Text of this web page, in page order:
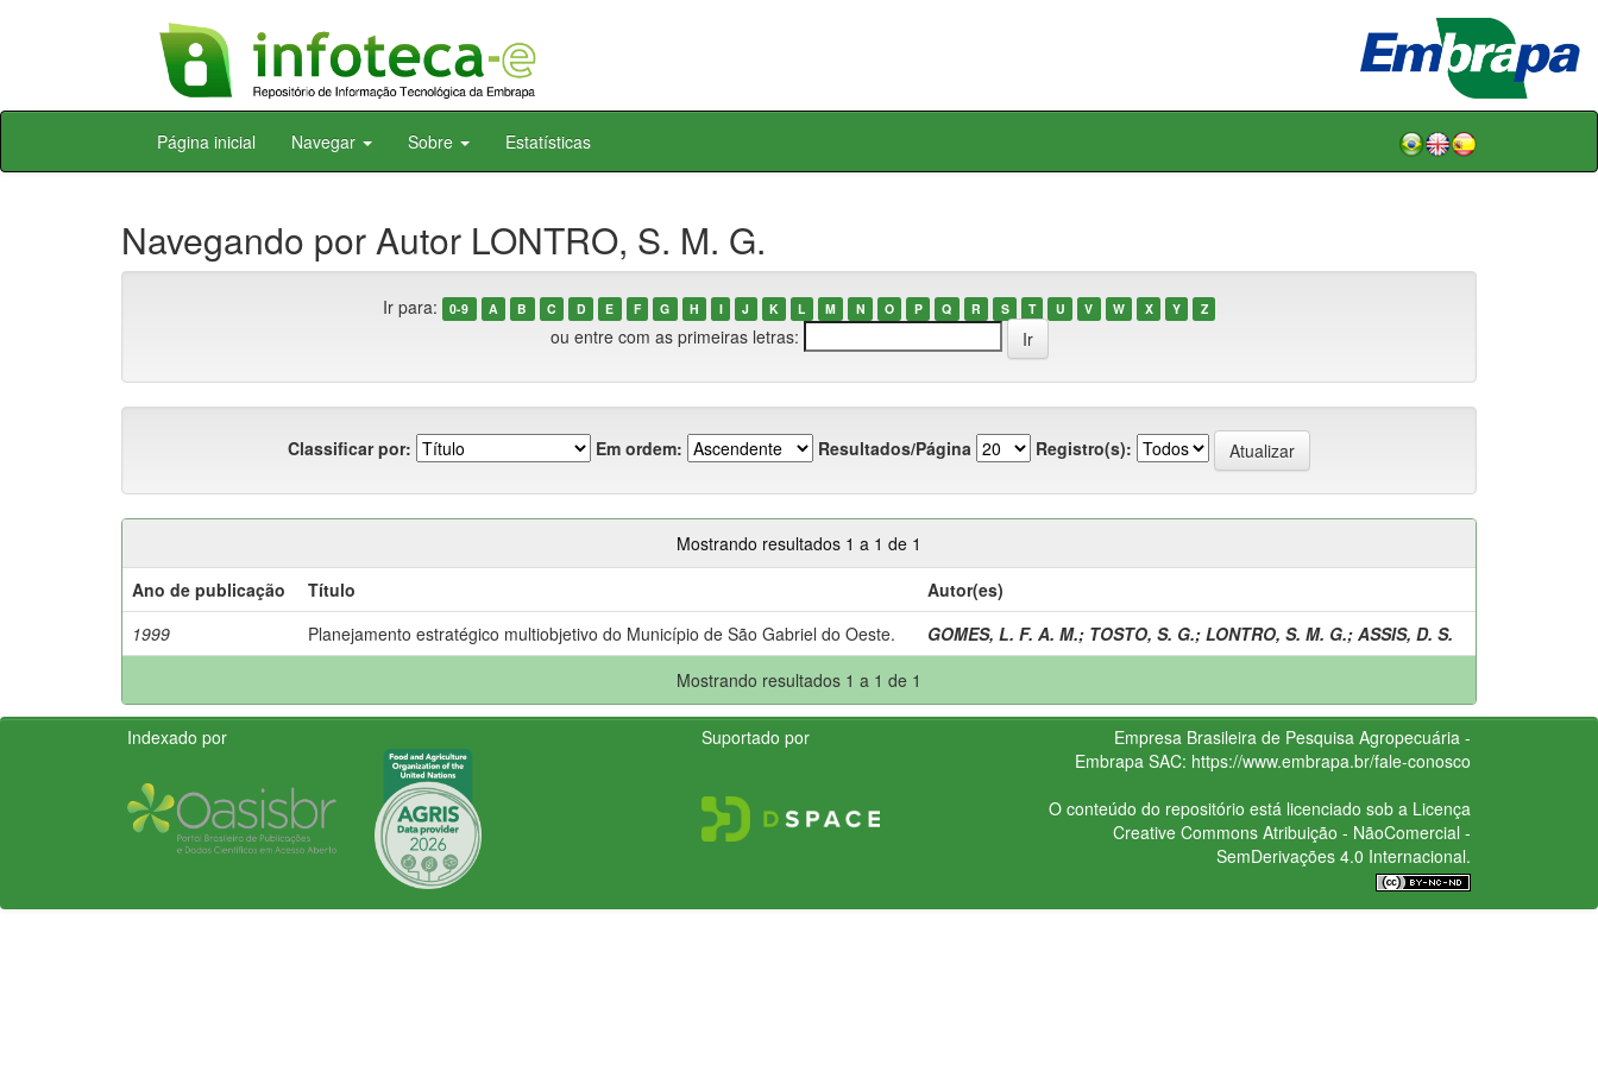
Skip
Página inicial Navegar Sobre Estatísticas
Navegando por Autor LONTRO, S. M. G.
Ir para: 0-9 A B C D E F G H I J K L M N O P Q R S T U V W X Y Z
ou entre com as primeiras letras:
Classificar por: Em ordem: Resultados/Página Registro(s):
Mostrando resultados 1 a 1 de 1
Ano de publicação
Título
Autor(es)
1999
Planejamento estratégico multiobjetivo do Município de São Gabriel do Oeste. GOMES, L. F. A. M.; TOSTO, S. G.; LONTRO, S. M. G.; ASSIS, D. S.
Mostrando resultados 1 a 1 de 1
Indexado por Suportado por
Empresa Brasileira de Pesquisa Agropecuária -
Embrapa SAC: https://www.embrapa.br/fale-conosco
O conteúdo do repositório está licenciado sob a Licença
Creative CommonsAtribuição - NãoComercial -
SemDerivações 4.0 Internacional.